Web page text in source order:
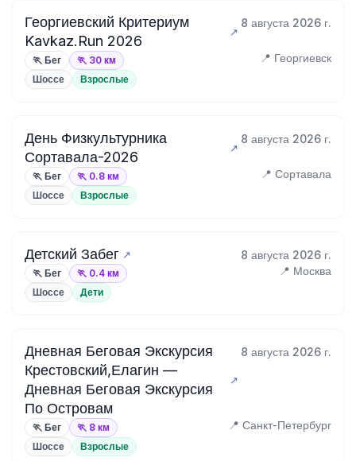
Георгиевский Критериум
Kavkaz.Run 2026
8 августа 2026 г.
🏃 Бег 🏃 30 км 📍 Георгиевск
Шоссе Взрослые
День Физкультурника
Сортавала-2026
8 августа 2026 г.
🏃 Бег 🏃 0.8 км 📍 Сортавала
Шоссе Взрослые
Детский Забег 8 августа 2026 г.
🏃 Бег 🏃 0.4 км 📍 Москва
Шоссе Дети
Дневная Беговая Экскурсия
Крестовский,Елагин —
Дневная Беговая Экскурсия
По Островам
8 августа 2026 г.
🏃 Бег 🏃 8 км 📍 Санкт-Петербург
Шоссе Взрослые